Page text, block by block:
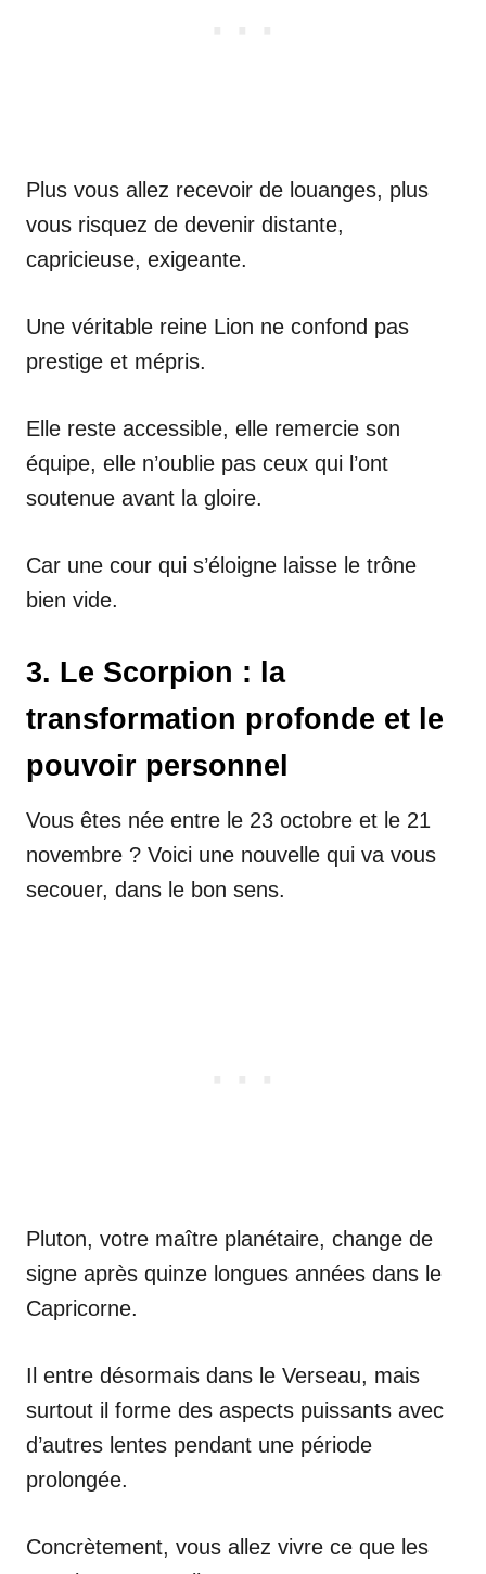
Plus vous allez recevoir de louanges, plus
vous risquez de devenir distante,
capricieuse, exigeante.
Une véritable reine Lion ne confond pas
prestige et mépris.
Elle reste accessible, elle remercie son
équipe, elle n’oublie pas ceux qui l’ont
soutenue avant la gloire.
Car une cour qui s’éloigne laisse le trône
bien vide.
3. Le Scorpion : la
transformation profonde et le
pouvoir personnel
Vous êtes née entre le 23 octobre et le 21
novembre ? Voici une nouvelle qui va vous
secouer, dans le bon sens.
Pluton, votre maître planétaire, change de
signe après quinze longues années dans le
Capricorne.
Il entre désormais dans le Verseau, mais
surtout il forme des aspects puissants avec
d’autres lentes pendant une période
prolongée.
Concrètement, vous allez vivre ce que les